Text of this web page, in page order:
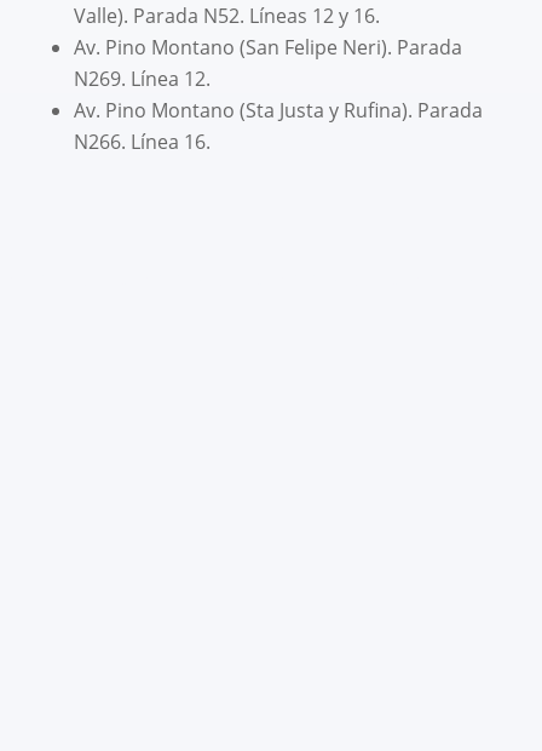
Valle). Parada N52. Líneas 12 y 16.
Av. Pino Montano (San Felipe Neri). Parada
N269. Línea 12.
Av. Pino Montano (Sta Justa y Rufina). Parada
N266. Línea 16.